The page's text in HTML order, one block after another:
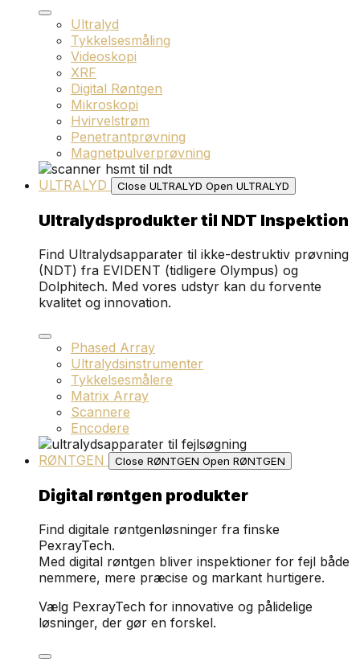
Ultralyd
Tykkelsesmåling
Videoskopi
XRF
Digital Røntgen
Mikroskopi
Hvirvelstrøm
Penetrantprøvning
Magnetpulverprøvning
ULTRALYD
Close ULTRALYD Open ULTRALYD
Ultralydsprodukter til NDT Inspektion
Find Ultralydsapparater til ikke-destruktiv prøvning
(NDT) fra EVIDENT (tidligere Olympus) og
Dolphitech. Med vores udstyr kan du forvente
kvalitet og innovation.
Phased Array
Ultralydsinstrumenter
Tykkelsesmålere
Matrix Array
Scannere
Encodere
RØNTGEN
Close RØNTGEN Open RØNTGEN
Digital røntgen produkter
Find digitale røntgenløsninger fra finske
PexrayTech.
Med digital røntgen bliver inspektioner for fejl både
nemmere, mere præcise og markant hurtigere.
Vælg PexrayTech for innovative og pålidelige
løsninger, der gør en forskel.